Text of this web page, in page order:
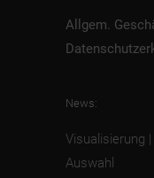
Allgem.
News:
Visualisierung
Auswahl